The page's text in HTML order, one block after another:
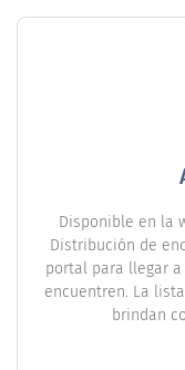
Disponible en la
Distribución de
portal para llegar
encuentren. La
brindan